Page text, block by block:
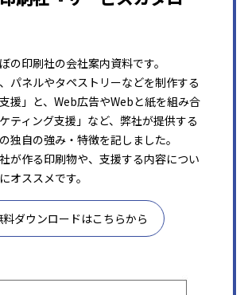
の印刷社の会社案内資料です。
パネルやタペストリーなどを制作する
支援」と、Web広告やWebと紙を組み合
ティング支援」など、弊社が提供する
独自の強み・特徴を記しました。
が作る印刷物や、支援する内容につい
オススメです。
料ダウンロードはこちらから